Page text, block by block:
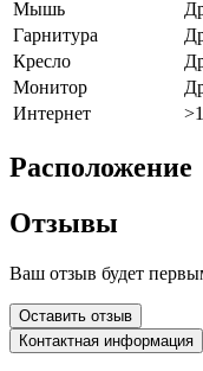
Мышь
Гарнитура
Кресло
Монитор
Интернет
Расположение
Отзывы
Ваш отзыв будет
Оставить отзыв
Контактная информация